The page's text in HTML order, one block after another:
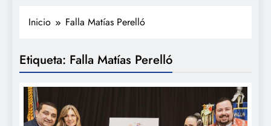
Inicio Falla Matías Perelló
Etiqueta: Falla Matías Perelló